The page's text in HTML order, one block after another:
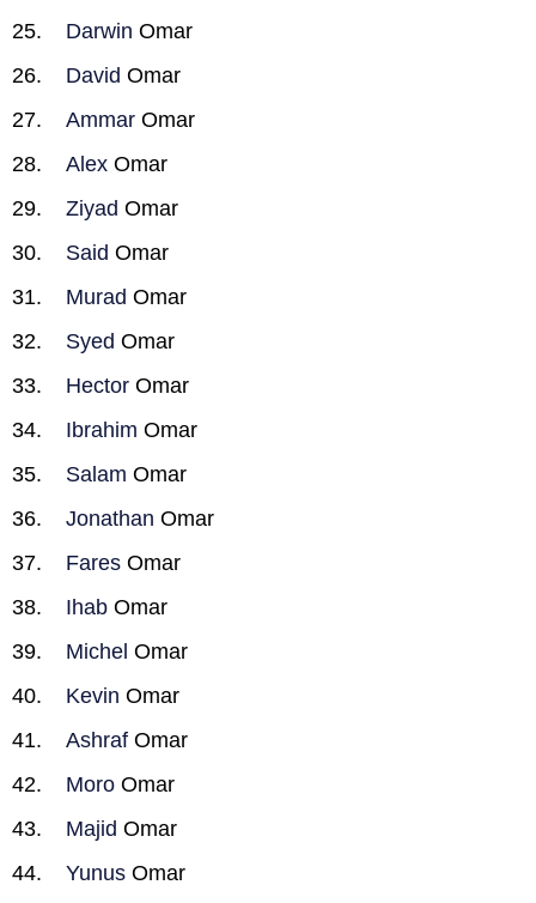
Darwin Omar
David Omar
Ammar Omar
Alex Omar
Ziyad Omar
Said Omar
Murad Omar
Syed Omar
Hector Omar
Ibrahim Omar
Salam Omar
Jonathan Omar
Fares Omar
Ihab Omar
Michel Omar
Kevin Omar
Ashraf Omar
Moro Omar
Majid Omar
Yunus Omar